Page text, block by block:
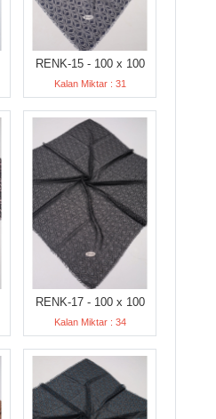
RENK-15 - 100 x 100
Kalan Miktar : 31
RENK-17 - 100 x 100
Kalan Miktar : 34